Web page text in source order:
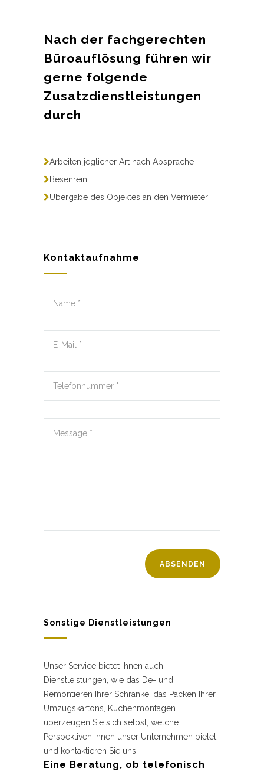
Nach der fachgerechten
Büroauflösung führen wir
gerne folgende
Zusatzdienstleistungen
durch
Arbeiten jeglicher Art nach Absprache
Besenrein
Übergabe des Objektes an den Vermieter
Kontaktaufnahme
Sonstige Dienstleistungen
Unser Service bietet Ihnen auch
Dienstleistungen, wie das De- und
Remontieren Ihrer Schränke, das Packen Ihrer
Umzugskartons, Küchenmontagen.
überzeugen Sie sich selbst, welche
Perspektiven Ihnen unser Unternehmen bietet
und kontaktieren Sie uns.
Eine Beratung, ob telefonisch